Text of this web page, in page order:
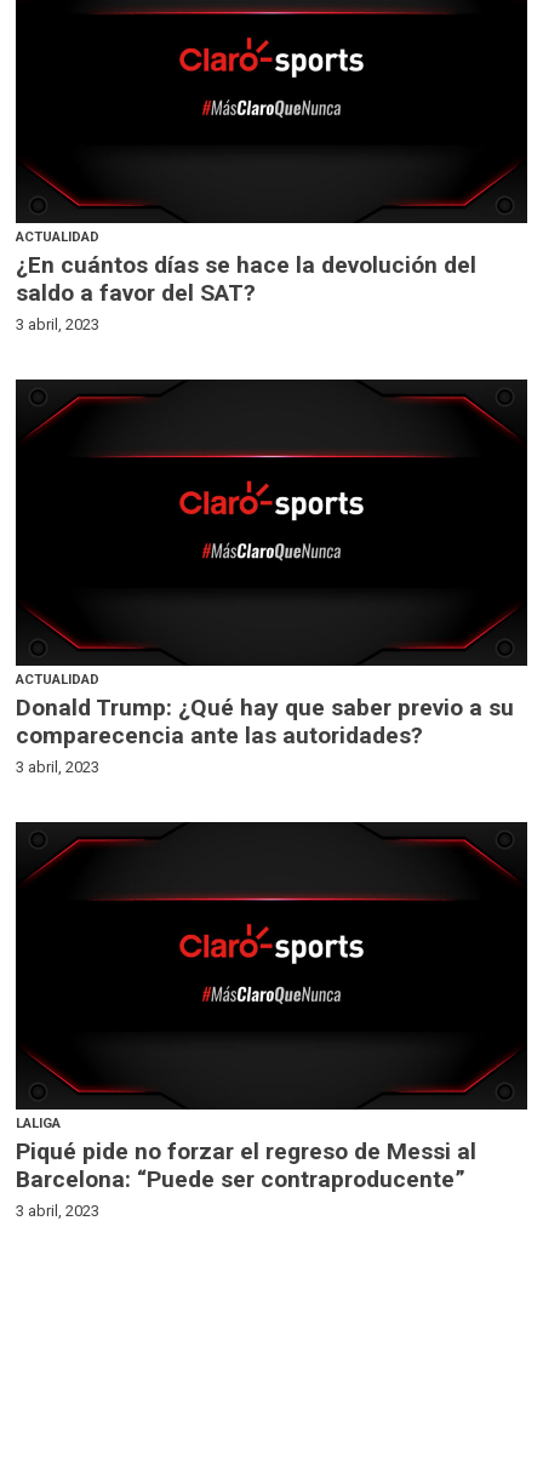
ACTUALIDAD
¿En cuántos días se hace la devolución del
saldo a favor del SAT?
3 abril, 2023
ACTUALIDAD
Donald Trump: ¿Qué hay que saber previo a su
comparecencia ante las autoridades?
3 abril, 2023
LALIGA
Piqué pide no forzar el regreso de Messi al
Barcelona: “Puede ser contraproducente”
3 abril, 2023